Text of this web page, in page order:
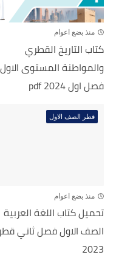
منذ بضع اعوام
كتاب التاريخ القطري
والمواطنة المستوى الاول
فصل اول 2024 pdf
قطر الصف الاول
منذ بضع اعوام
تحميل كتاب اللغة العربية
الصف الاول فصل ثاني قطر
2023